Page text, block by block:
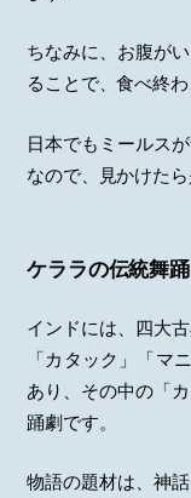
ちなみに、お腹が
ることで、食べ終
日本でもミールス
なので、見かけた
ケララの伝統舞踊
インドには、四大
「カタック」「マ
あり、その中の「
踊劇です。
物語の題材は、神